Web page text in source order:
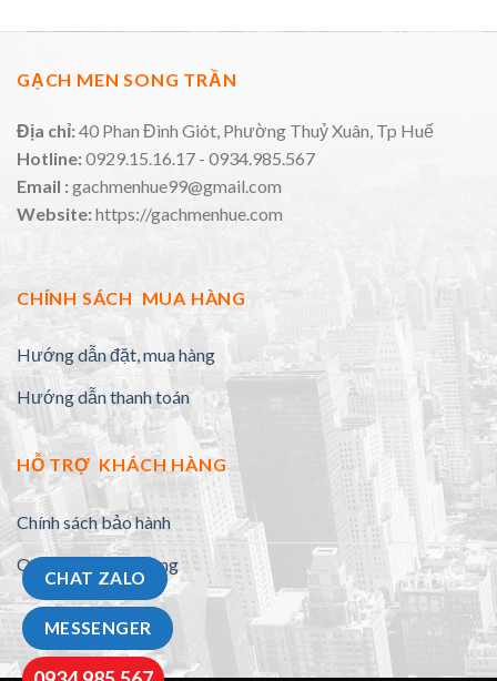
GẠCH MEN SONG TRẦN
Địa chỉ:40 Phan Đình Giót, Phường Thuỷ Xuân, Tp Huế
Hotline:0929.15.16.17 - 0934.985.567
Email :gachmenhue99@gmail.com
Website:https://gachmenhue.com
CHÍNH SÁCH MUA HÀNG
Hướng dẫn đặt, mua hàng
Hướng dẫn thanh toán
HỖ TRỢ KHÁCH HÀNG
Chính sách bảo hành
Quy định đổi trả hàng
CHAT ZALO
MESSENGER